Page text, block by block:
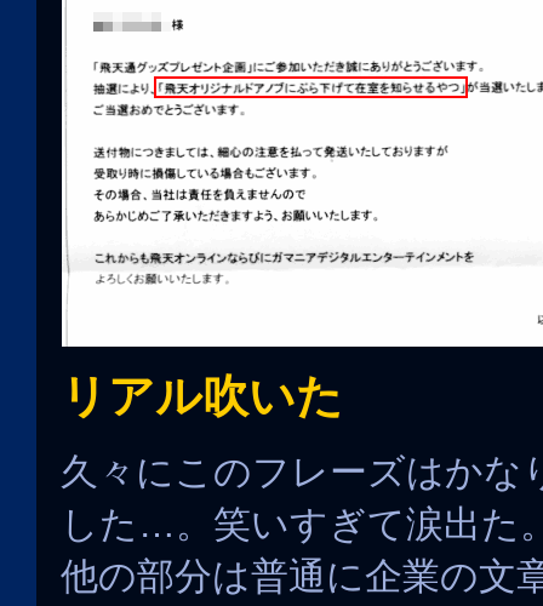
リアル吹いた
久々にこのフレーズはかな
した…。笑いすぎて涙出た
他の部分は普通に企業の文